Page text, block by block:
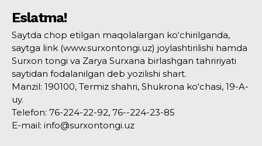
Eslatma!
Saytda chop etilgan maqolalargan ko‘chirilganda,
saytga link (www.surxontongi.uz) joylashtirilishi hamda
Surxon tongi va Zarya Surxana birlashgan tahririyati
saytidan fodalanilgan deb yozilishi shart.
Manzil: 190100, Termiz shahri, Shukrona ko‘chasi, 19-A-
uy.
Telefon: 76-224-22-92, 76--224-23-85
E-mail: info@surxontongi.uz